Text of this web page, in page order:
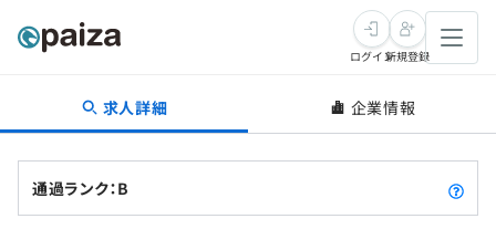
転職・キャリア
新卒就活
ログイン新規登録
求人詳細 企業情報
通過ランク：B